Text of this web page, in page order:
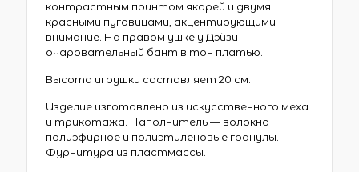
контрастным принтом якорей и двумя
красными пуговицами, акцентирующими
внимание. На правом ушке у Дэйзи —
очаровательный бант в тон платью.
Высота игрушки составляет 20 см.
Изделие изготовлено из искусственного меха
и трикотажа. Наполнитель — волокно
полиэфирное и полиэтиленовые гранулы.
Фурнитура из пластмассы.